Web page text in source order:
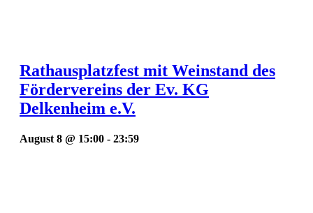
Rathausplatzfest mit Weinstand des
Fördervereins der Ev. KG
Delkenheim e.V.
August 8 @ 15:00 - 23:59